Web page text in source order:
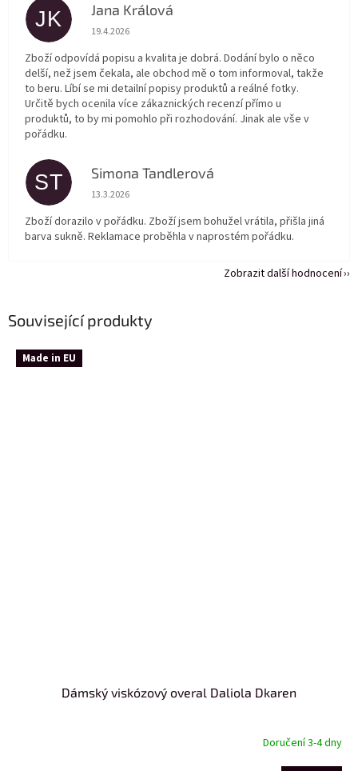
Související produkty
Made in EU
Dámský viskózový overal Daliola Dkaren
Doručení 3-4 dny
JK Jana Králová
Hodnocení obchodu je 5 z 5 hvězdiček.
19.4.2026
Zboží odpovídá popisu a kvalita je dobrá. Dodání bylo o něco
delší, než jsem čekala, ale obchod mě o tom informoval, takže
to beru. Líbí se mi detailní popisy produktů a reálné fotky.
Určitě bych ocenila více zákaznických recenzí přímo u
produktů, to by mi pomohlo při rozhodování. Jinak ale vše v
pořádku.
ST Simona Tandlerová
Hodnocení obchodu je 5 z 5 hvězdiček.
13.3.2026
Zboží dorazilo v pořádku. Zboží jsem bohužel vrátila, přišla jiná
barva sukně. Reklamace proběhla v naprostém pořádku.
Zobrazit další hodnocení